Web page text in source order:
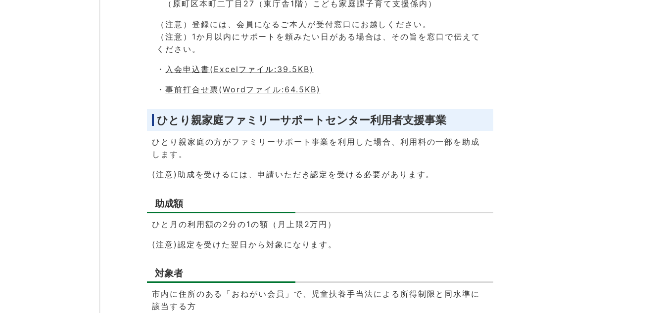
（原町区本町二丁目27（東庁舎1階）こども家庭課子育て支援係内）
（注意）登録には、会員になるご本人が受付窓口にお越しください。
（注意）1か月以内にサポートを頼みたい日がある場合は、その旨を窓口で伝えて
ください。
・ 入会申込書(Excelファイル:39.5KB)
・事前打合せ票(Wordファイル:64.5KB)
ひとり親家庭ファミリーサポートセンター利用者支援事業
ひとり親家庭の方がファミリーサポート事業を利用した場合、利用料の一部を助成
します。
(注意)助成を受けるには、申請いただき認定を受ける必要があります。
助成額
ひと月の利用額の2分の1の額（月上限2万円）
(注意)認定を受けた翌日から対象になります。
対象者
市内に住所のある「おねがい会員」で、児童扶養手当法による所得制限と同水準に
該当する方